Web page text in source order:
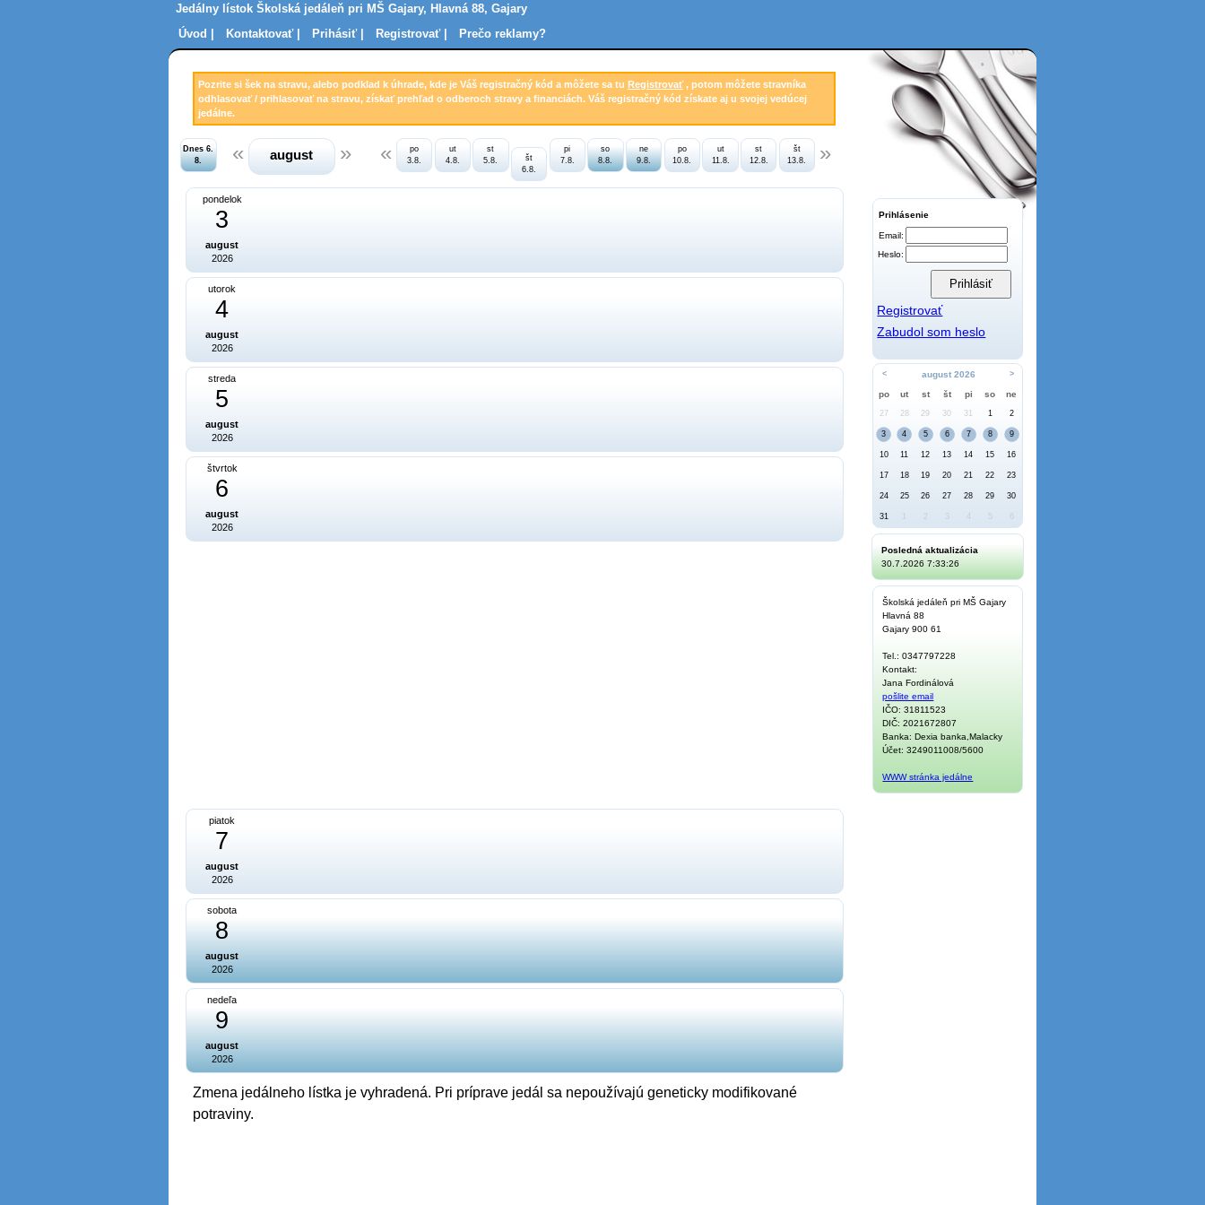
Jedálny lístok Školská jedáleň pri MŠ Gajary, Hlavná 88, Gajary
Úvod |
Kontaktovať | Prihásiť | Registrovať | Prečo reklamy?
Pozrite si šek na stravu, alebo podklad k úhrade, kde je Váš registračný kód a môžete sa tu Registrovať, potom môžete stravníka
odhlasovať / prihlasovať na stravu, získať prehľad o odberoch stravy a financiách. Váš registračný kód získate aj u svojej vedúcej
jedálne.
Dnes 6.
8.
august
po
3.8.
ut
4.8.
st
5.8.
št
6.8.
pi
7.8.
so
8.8.
ne
9.8.
po
10.8.
ut
11.8.
st
12.8.
št
13.8.
pondelok
3
august
2026
utorok
4
august
2026
streda
5
august
2026
štvrtok
6
august
2026
piatok
7
august
2026
sobota
8
august
2026
nedeľa
9
august
2026
Zmena jedálneho lístka je vyhradená. Pri príprave jedál sa nepoužívajú geneticky modifikované
potraviny.
Prihlásenie
Email:
Heslo:
Registrovať
Zabudol som heslo
< august 2026 >
po ut st št pi so ne
27 28 29 30 31 1 2
3 4 5 6 7 8 9
10 11 12 13 14 15 16
17 18 19 20 21 22 23
24 25 26 27 28 29 30
31 2 3 4 5 6
Posledná aktualizácia
30.7.2026 7:33:26
Školská jedáleň pri MŠ Gajary
Hlavná 88
Gajary 900 61
Tel.: 0347797228
Kontakt:
Jana Fordinálová
pošlite email
IČO: 31811523
DIČ: 2021672807
Banka: Dexia banka,Malacky
Účet: 3249011008/5600
WWW stránka jedálne